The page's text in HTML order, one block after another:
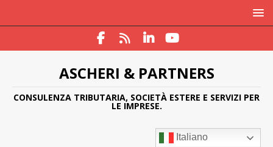
ASCHERI & PARTNERS
CONSULENZA TRIBUTARIA, SOCIETÀ ESTERE E SERVIZI PER
LE IMPRESE.
Italiano